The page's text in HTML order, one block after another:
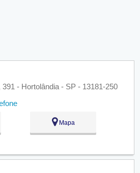
- Hortolândia - SP - 13181-250
Mapa